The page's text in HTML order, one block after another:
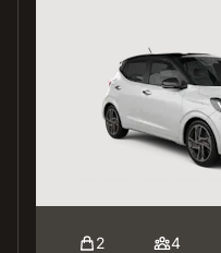
2 4